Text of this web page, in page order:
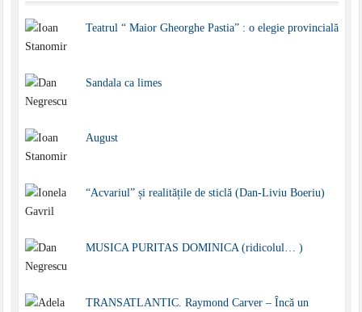
Teatrul “ Maior Gheorghe Pastia” : o elegie provincială
Sandala ca limes
August
“Acvariul” și realitățile de sticlă (Dan-Liviu Boeriu)
MUSICA PURITAS DOMINICA (ridicolul… )
TRANSATLANTIC. Raymond Carver – Încă un